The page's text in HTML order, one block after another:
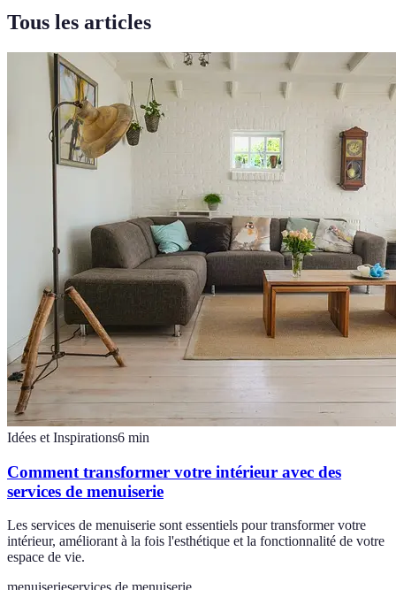
Tous les articles
Idées et Inspirations6 min
Comment transformer votre intérieur avec des
services de menuiserie
Les services de menuiserie sont essentiels pour transformer votre
intérieur, améliorant à la fois l'esthétique et la fonctionnalité de votre
espace de vie.